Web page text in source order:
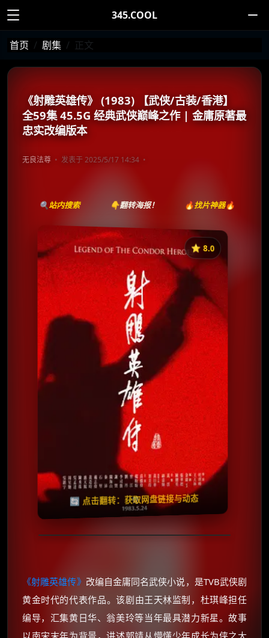
345.COOL
首页 剧集 正文
《射雕英雄传》 (1983) 【武侠/古装/香港】
全59集 45.5G 经典武侠巅峰之作 | 金庸原著最
忠实改编版本
无良法尊 发表于 2025/5/17 14:34
🔍站内搜索 👇翻转海报！ 🔥找片神器🔥
⭐️ 8.0
🔄 点击翻转：获取网盘链接与动态
《射雕英雄传》
⭐
收藏
⭐️ 评分：8.0 | 🎬 1983年
✅ 已完结
夸克网盘
失效请反馈
🧧️
天天领红包
《射雕英雄传》 改编自金庸同名武侠小说，是TVB武侠剧
黄金时代的代表作品​。该剧由王天林监制，杜琪峰担任
编导，汇集黄日华、翁美玲等当年最具潜力新星。故事
以南宋末年为背景，讲述郭靖从懵懂少年成长为侠之大